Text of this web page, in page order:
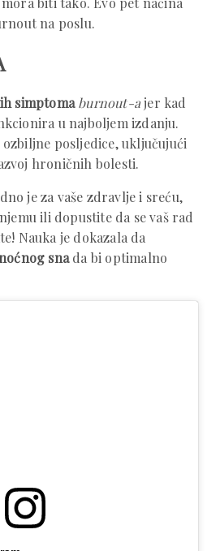
na poslu.
simptoma burnout-ajer kad
u najboljem izdanju.
posljedice, uključujući
hroničnih bolesti.
je za vaše zdravlje i sreću,
ili dopustite da se vaš rad
Nauka je dokazala da
snada bi optimalno